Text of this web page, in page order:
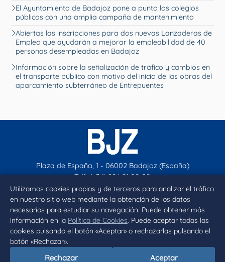
Utilizamos cookies propias y de terceros para analizar el tráfico
en nuestro sitio web mediante la obtención de los datos
necesarios para estudiar su navegación. Puede obtener más
información en la Política de Cookies. Puede aceptar todas las
cookies pulsando el botón «Aceptar» o rechazarlas pulsando el
botón «Rechazar».
Rechazar Aceptar
El Ayuntamiento de Badajoz pone a punto los colegios
públicos con una amplia campaña de mantenimiento
Abiertas las inscripciones para dos nuevas Lanzaderas de
Empleo que ayudarán a mejorar la empleabilidad de 40
personas desempleadas en Badajoz
Información sobre la señalización de tráfico y cambios en
el transporte público con motivo del inicio de las obras del
aparcamiento subterráneo de Entrepuentes
Plaza de España, 1 - 06002 Badajoz (España)
Telf. (+34) 924 21 00 00
contacto@aytobadajoz.es
Facebook
X Instagram
YouTube
Inicio Aviso legal
Declaración de accesibilidad